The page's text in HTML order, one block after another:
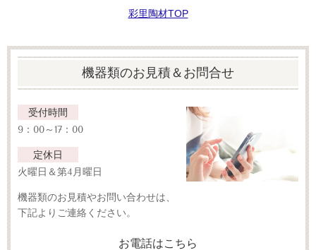
彩里陶材TOP
機器類のお見積＆お問合せ
受付時間
9：00～17：00
定休日
火曜日＆第4月曜日
機器類のお見積やお問い合わせは、
下記よりご連絡ください。
お電話はこちら